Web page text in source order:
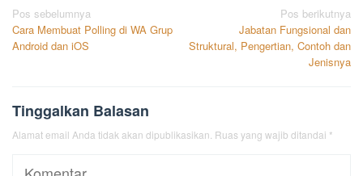
Navigasi
pos
Pos sebelumnya
Cara Membuat Polling di WA Grup
Android dan iOS
Pos berikutnya
Jabatan Fungsional dan
Struktural, Pengertian, Contoh dan
Jenisnya
Tinggalkan Balasan
Alamat email Anda tidak akan dipublikasikan. Ruas yang wajib ditandai *